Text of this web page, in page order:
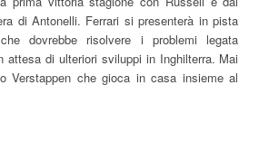
di Antonelli. Ferrari si presenterà in pista
dovrebbe risolvere i problemi legata
attesa di ulteriori sviluppi in Inghilterra. Mai
Verstappen che gioca in casa insieme al